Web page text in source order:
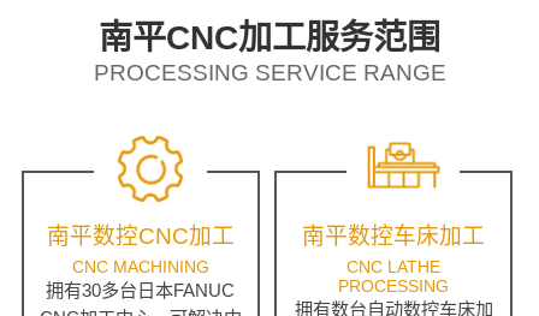
南平CNC加工服务范围
PROCESSING SERVICE RANGE
南平数控CNC加工
CNC MACHINING
拥有30多台日本FANUC
南平数控车床加工
CNC LATHE
PROCESSING
拥有数台自动数控车床加